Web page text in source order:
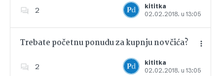
2
kititka
02.02.2018. u 13:05
Dodajte u favorite
Trebate početnu ponudu za kupnju novčića?
2
kititka
02.02.2018. u 13:05
Dodajte u favorite